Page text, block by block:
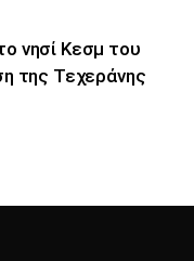
νησί Κεσμ του
της Τεχεράνης